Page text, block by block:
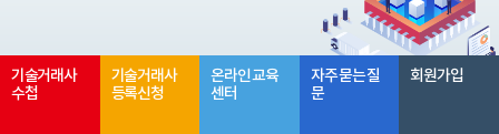
기술거래사
수첩
기술거래사
등록신청
온라인 교육
센터
자주 묻는 질
문
회원가입